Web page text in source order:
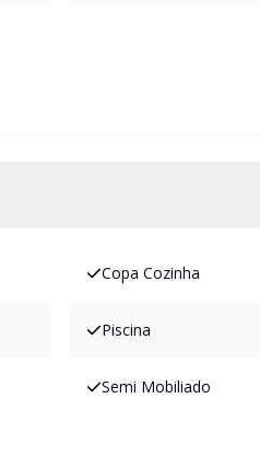
Copa Cozinha
Piscina
Semi Mobiliado